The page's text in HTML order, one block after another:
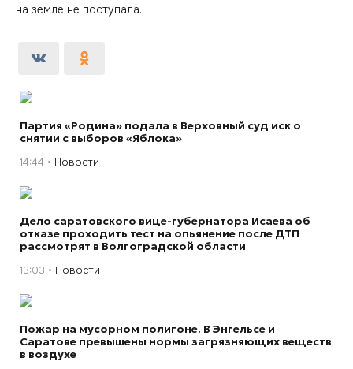
на земле не поступала.
Партия «Родина» подала в Верховный суд иск о
снятии с выборов «Яблока»
14:44 Новости
Дело саратовского вице-губернатора Исаева об
отказе проходить тест на опьянение после ДТП
рассмотрят в Волгоградской области
13:03 Новости
Пожар на мусорном полигоне. В Энгельсе и
Саратове превышены нормы загрязняющих веществ
в воздухе